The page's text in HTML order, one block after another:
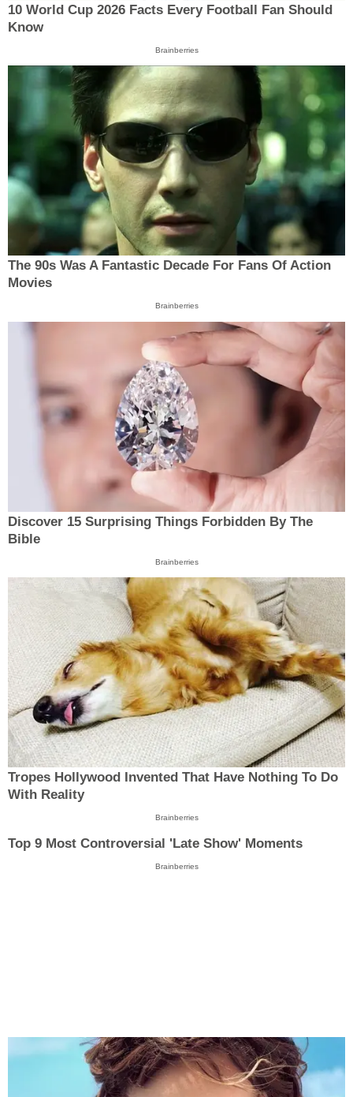
10 World Cup 2026 Facts Every Football Fan Should
Know
Brainberries
The 90s Was A Fantastic Decade For Fans Of Action
Movies
Brainberries
Discover 15 Surprising Things Forbidden By The
Bible
Brainberries
Tropes Hollywood Invented That Have Nothing To Do
With Reality
Brainberries
Top 9 Most Controversial 'Late Show' Moments
Brainberries